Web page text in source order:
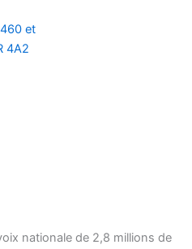
et
4A2
nationale de 2,8 millions de